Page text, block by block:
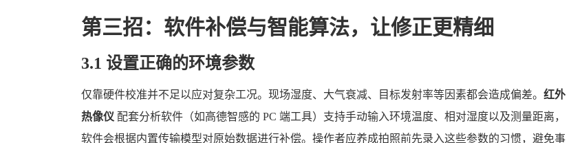
第三招：软件补偿与智能算法，让修正更精细
3.1 设置正确的环境参数
仅靠硬件校准并不足以应对复杂工况。现场湿度、大气衰减、目标发射率等因素都会造成偏差。 红外
热像仪 配套分析软件（如高德智感的 PC 端工具）支持手动输入环境温度、相对湿度以及测量距离，
软件会根据内置传输模型对原始数据进行补偿。操作者应养成拍照前先录入这些参数的习惯，避免事